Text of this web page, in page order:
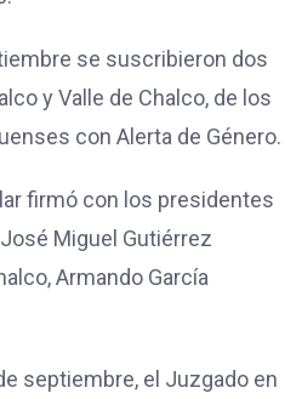
se suscribieron dos
y Valle de Chalco, de los
con Alerta de Género.
firmó con los presidentes
Miguel Gutiérrez
Armando García
septiembre, el Juzgado en